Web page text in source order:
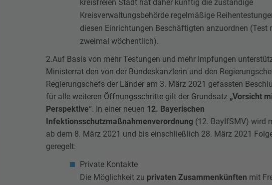
kreisfreien Stadt hat daher künftig die zuständige
Kreisverwaltungsbehörde regelmäßige
diesen Einrichtungen Beschäftigten anzuordnen (Test
zweimal wöchentlich).
2.Auf Basis von mehr Testungen und mehr Impfungen
Ministerrat den von der Bundeskanzlerin und den
Regierungschefs der Länder am 3. März 2021 gefassten
für alle weiteren Öffnungsschritte gilt der Grundsatz „Vorsicht
Perspektive“. In einer neuen 12. Bayerischen
Infektionsschutzmaßnahmenverordnung (12. BayIfSMV) wird
ab dem 8. März 2021 und bis einschließlich 28. März 2021
geregelt:
Private Kontakte
Die Möglichkeit zu privaten Zusammenkünften mit